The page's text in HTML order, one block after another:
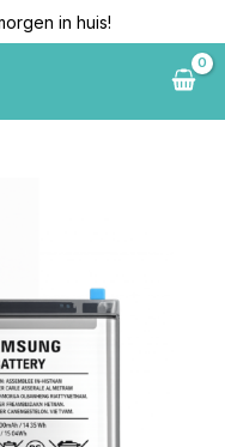
in huis!